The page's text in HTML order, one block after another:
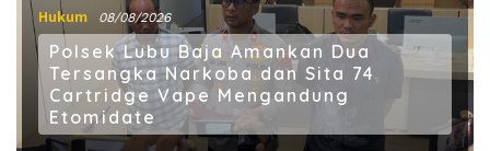
Hukum 08/08/2026
Polsek Lubu Baja Amankan Dua
Tersangka Narkoba dan Sita 74
Cartridge Vape Mengandung
Etomidate